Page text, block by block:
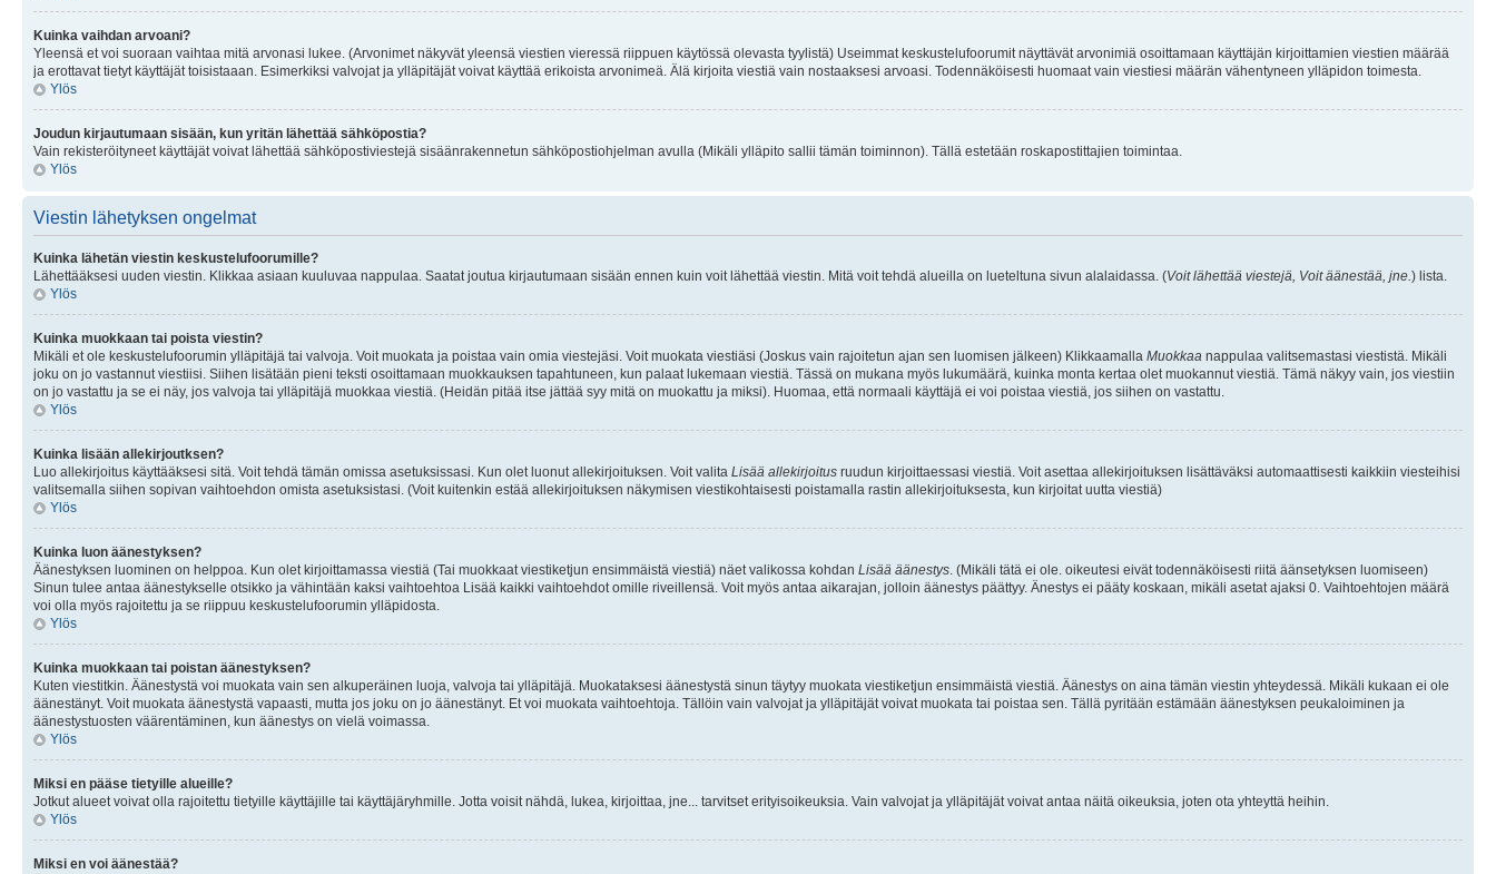
Kuinka vaihdan arvoani?
Yleensä et voi suoraan vaihtaa mitä arvonasi lukee. (Arvonimet näkyvät yleensä viestien vieressä riippuen käytössä olevasta tyylistä) Useimmat keskustelufoorumit näyttävät arvonimiä osoittamaan käyttäjän kirjoittamien viestien määrää
ja erottavat tietyt käyttäjät toisistaaan. Esimerkiksi valvojat ja ylläpitäjät voivat käyttää erikoista arvonimeä. Älä kirjoita viestiä vain nostaaksesi arvoasi. Todennäköisesti huomaat vain viestiesi määrän vähentyneen ylläpidon toimesta.
Ylös
Joudun kirjautumaan sisään, kun yritän lähettää sähköpostia?
Vain rekisteröityneet käyttäjät voivat lähettää sähköpostiviestejä sisäänrakennetun sähköpostiohjelman avulla (Mikäli ylläpito sallii tämän toiminnon). Tällä estetään roskapostittajien toimintaa.
Ylös
Viestin lähetyksen ongelmat
Kuinka lähetän viestin keskustelufoorumille?
Lähettääksesi uuden viestin. Klikkaa asiaan kuuluvaa nappulaa. Saatat joutua kirjautumaan sisään ennen kuin voit lähettää viestin. Mitä voit tehdä alueilla on lueteltuna sivun alalaidassa. (Voit lähettää viestejä, Voit äänestää, jne. ) lista.
Ylös
Kuinka muokkaan tai poista viestin?
Mikäli et ole keskustelufoorumin ylläpitäjä tai valvoja. Voit muokata ja poistaa vain omia viestejäsi. Voit muokata viestiäsi (Joskus vain rajoitetun ajan sen luomisen jälkeen) Klikkaamalla Muokkaa nappulaa valitsemastasi viestistä. Mikäli
joku on jo vastannut viestiisi. Siihen lisätään pieni teksti osoittamaan muokkauksen tapahtuneen, kun palaat lukemaan viestiä. Tässä on mukana myös lukumäärä, kuinka monta kertaa olet muokannut viestiä. Tämä näkyy vain, jos viestiin
on jo vastattu ja se ei näy, jos valvoja tai ylläpitäjä muokkaa viestiä. (Heidän pitää itse jättää syy mitä on muokattu ja miksi). Huomaa, että normaali käyttäjä ei voi poistaa viestiä, jos siihen on vastattu.
Ylös
Kuinka lisään allekirjoutksen?
Luo allekirjoitus käyttääksesi sitä. Voit tehdä tämän omissa asetuksissasi. Kun olet luonut allekirjoituksen. Voit valita Lisää allekirjoitus ruudun kirjoittaessasi viestiä. Voit asettaa allekirjoituksen lisättäväksi automaattisesti kaikkiin viesteihisi
valitsemalla siihen sopivan vaihtoehdon omista asetuksistasi. (Voit kuitenkin estää allekirjoituksen näkymisen viestikohtaisesti poistamalla rastin allekirjoituksesta, kun kirjoitat uutta viestiä)
Ylös
Kuinka luon äänestyksen?
Äänestyksen luominen on helppoa. Kun olet kirjoittamassa viestiä (Tai muokkaat viestiketjun ensimmäistä viestiä) näet valikossa kohdan Lisää äänestys . (Mikäli tätä ei ole. oikeutesi eivät todennäköisesti riitä äänsetyksen luomiseen)
Sinun tulee antaa äänestykselle otsikko ja vähintään kaksi vaihtoehtoa Lisää kaikki vaihtoehdot omille riveillensä. Voit myös antaa aikarajan, jolloin äänestys päättyy. Änestys ei pääty koskaan, mikäli asetat ajaksi 0. Vaihtoehtojen määrä
voi olla myös rajoitettu ja se riippuu keskustelufoorumin ylläpidosta.
Ylös
Kuinka muokkaan tai poistan äänestyksen?
Kuten viestitkin. Äänestystä voi muokata vain sen alkuperäinen luoja, valvoja tai ylläpitäjä. Muokataksesi äänestystä sinun täytyy muokata viestiketjun ensimmäistä viestiä. Äänestys on aina tämän viestin yhteydessä. Mikäli kukaan ei ole
äänestänyt. Voit muokata äänestystä vapaasti, mutta jos joku on jo äänestänyt. Et voi muokata vaihtoehtoja. Tällöin vain valvojat ja ylläpitäjät voivat muokata tai poistaa sen. Tällä pyritään estämään äänestyksen peukaloiminen ja
äänestystuosten väärentäminen, kun äänestys on vielä voimassa.
Ylös
Miksi en pääse tietyille alueille?
Jotkut alueet voivat olla rajoitettu tietyille käyttäjille tai käyttäjäryhmille. Jotta voisit nähdä, lukea, kirjoittaa, jne... tarvitset erityisoikeuksia. Vain valvojat ja ylläpitäjät voivat antaa näitä oikeuksia, joten ota yhteyttä heihin.
Ylös
Miksi en voi äänestää?